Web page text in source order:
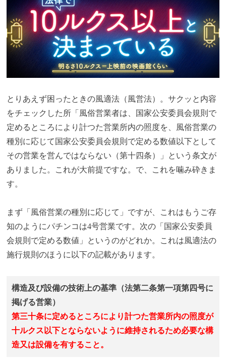
とりあえず困ったときの風適法（風営法）。サクッと内容
をチェックした所「風俗営業者は、国家公安委員会規則で
定めるところにより計つた営業所内の照度を、風俗営業の
種別に応じて国家公安委員会規則で定める数値以下として
その営業を営んではならない（第十四条）」という条文が
ありました。これが大前提ですな。で、これを噛み砕きま
す。
まず「風俗営業の種別に応じて」ですが、これはもうご存
知のようにパチンコは4号営業です。次の「国家公安委員
会規則で定める数値」というのがどれか。これは風適法の
施行規則のほうに以下の記載があります。
構造及び設備の技術上の基準（法第二条第一項第四号に
掲げる営業）
第三十条に定めるところにより計つた営業所内の照度が
十ルクス以下とならないように維持されるため必要な構
造又は設備を有すること。